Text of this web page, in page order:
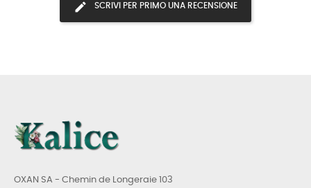
SCRIVI PER PRIMO UNA RECENSIONE
OXAN SA - Chemin de Longeraie 103